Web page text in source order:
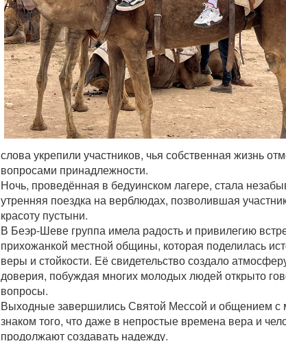
слова укрепили участников, чья собственная жизнь
вопросами принадлежности.
Ночь, проведённая в бедуинском лагере, стала
утренняя поездка на верблюдах, позволившая
красоту пустыни.
В Беэр-Шеве группа имела радость и привилегию
прихожанкой местной общины, которая поделилась
веры и стойкости. Её свидетельство создало
доверия, побуждая многих молодых людей открыто
вопросы.
Выходные завершились Святой Мессой и общением
знаком того, что даже в непростые времена вера и
продолжают создавать надежду.